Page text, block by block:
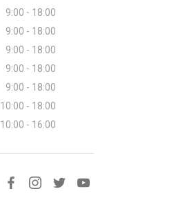
9:00 - 18:00
9:00 - 18:00
9:00 - 18:00
9:00 - 18:00
9:00 - 18:00
10:00 - 18:00
10:00 - 16:00